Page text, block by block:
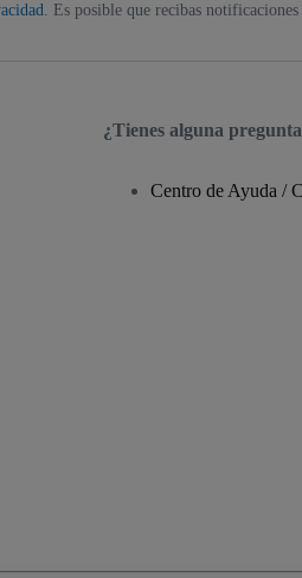
. Es posible que recibas
¿Tienes alguna
Centro de Ayuda /